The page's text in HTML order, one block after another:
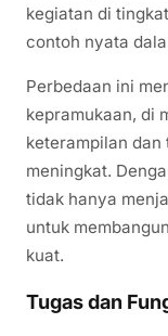
kegiatan di
contoh nyata
Perbedaan ini
kepramukaan, di
keterampilan dan
meningkat.
tidak hanya
untuk
kuat.
Tugas dan